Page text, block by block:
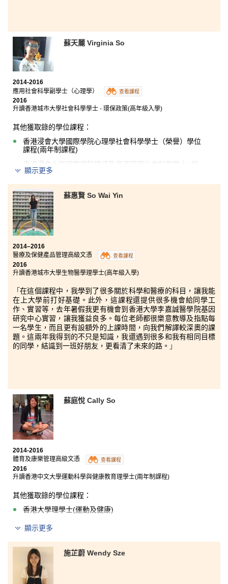
蘇天麗 Virginia So
2014-2016
應用社會科學副學士（心理學）
查看課程
2016
升讀香港城市大學社會科學學士 - 環保政策(高年級入學)
其他獲取錄的學位課程：
香港浸會大學國際學院心理學社會科學學士（榮譽）學位
課程(兩年制課程)
香港浸會大學國際學院環境及資源管理社會科學學士 (榮
譽) 學位課程(兩年制課程)
香港浸會大學國際學院社會政策社會科學學士（榮譽）學
位課程(兩年制課程)
「這兩年的校園生活令我十分難忘。同學都很用功學習, 課堂上
有很濃厚的學習氣氛, 講師願意花時間就同學在課堂不明白的地
方以及功課上遇到的困難，詳細加以解釋。課堂上教授的內容，
除了幫助我們融入大學課程外, 還擴闊我們的視野。這兩年亦讓
我更懂得如何處理人際關係。有些同學可能在公開試未能如意,
但只要繼續努力, 美好的將來仍可由自己創造。」
顯示更多
蘇惠賢 So Wai Yin
2014–2016
醫療及保健產品管理高級文憑
查看課程
2016
升讀香港城市大學生物醫學理學士(高年級入學)
「在這個課程中，我學到了很多關於科學和醫療的科目，讓我能
在上大學前打好基礎。此外，這課程還提供很多機會給同學工
作、實習等，去年暑假我更有機會到香港大學李嘉誠醫學院基因
研究中心實習，讓我獲益良多。每位老師都很樂意教導及指點每
一名學生，而且更有設額外的上課時間，向我們解譯較深奧的課
題。這兩年我得到的不只是知識，我還遇到很多和我有相同目標
的同學，結識到一班好朋友，更看清了未來的路。 」
蘇庭悅 Cally So
2014-2016
體育及康樂管理高級文憑
查看課程
2016
升讀香港中文大學運動科學與健康教育理學士(兩年制課程)
其他獲取錄的學位課程：
香港大學理學士(運動及健康)
書院給了我入讀心儀大學的機會，令我重拾信心。這兩
清自己的興趣、方向和目標。課程涵蓋了康樂管理的專
業知識，對就業也有很大幫助。過去兩年所學到的知
識，將助我適應大學生活，也有助未來的工作。
顯示更多
施芷蔚 Wendy Sze